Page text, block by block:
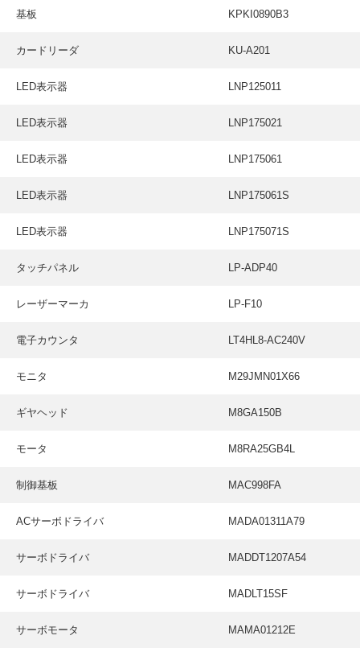
基板 KPKI0890B3
カードリーダ KU-A201
LED表示器 LNP125011
LED表示器 LNP175021
LED表示器 LNP175061
LED表示器 LNP175061S
LED表示器 LNP175071S
タッチパネル LP-ADP40
レーザーマーカ LP-F10
電子カウンタ LT4HL8-AC240V
モニタ M29JMN01X66
ギヤヘッド M8GA150B
モータ M8RA25GB4L
制御基板 MAC998FA
ACサーボドライバ MADA01311A79
サーボドライバ MADDT1207A54
サーボドライバ MADLT15SF
サーボモータ MAMA01212E